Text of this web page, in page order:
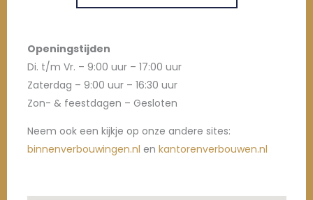
Openingstijden
Di. t/m Vr. – 9:00 uur – 17:00 uur
Zaterdag – 9:00 uur – 16:30 uur
Zon- & feestdagen – Gesloten
Neem ook een kijkje op onze andere sites:
binnenverbouwingen.nl en kantorenverbouwen.nl